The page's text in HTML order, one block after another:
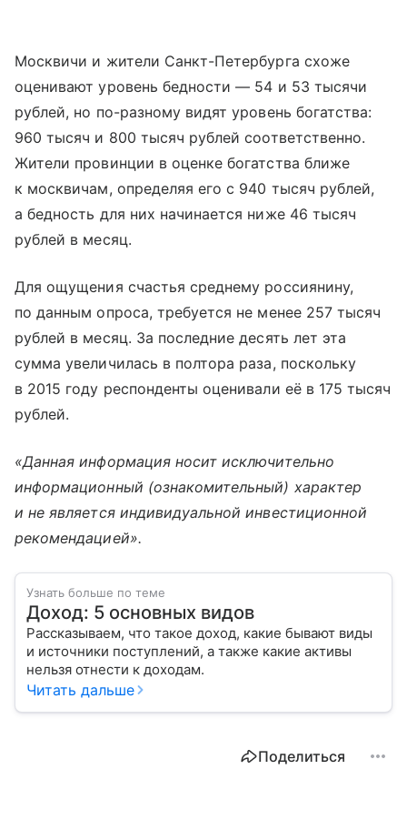
Москвичи и жители Санкт-Петербурга схоже
оценивают уровень бедности — 54 и 53 тысячи
рублей, но по-разному видят уровень богатства:
960 тысяч и 800 тысяч рублей соответственно.
Жители провинции в оценке богатства ближе
к москвичам, определяя его с 940 тысяч рублей,
а бедность для них начинается ниже 46 тысяч
рублей в месяц.
Для ощущения счастья среднему россиянину,
по данным опроса, требуется не менее 257 тысяч
рублей в месяц. За последние десять лет эта
сумма увеличилась в полтора раза, поскольку
в 2015 году респонденты оценивали её в 175 тысяч
рублей.
«Данная информация носит исключительно
информационный (ознакомительный) характер
и не является индивидуальной инвестиционной
рекомендацией».
Узнать больше по теме
Доход: 5 основных видов
Рассказываем, что такое доход, какие бывают виды
и источники поступлений, а также какие активы
нельзя отнести к доходам.
Читать дальше
Поделиться